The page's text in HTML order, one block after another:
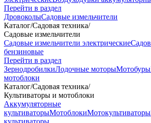
Перейти в раздел
ДровоколыСадовые измельчители
Каталог/Садовая техника/
Садовые измельчители
Садовые измельчители электрические
бензиновые
Перейти в раздел
ЗернодробилкиЛодочные моторыМотобуры
мотоблоки
Каталог/Садовая техника/
Культиваторы и мотоблоки
Аккумуляторные
культиваторыМотоблокиМотокультиваторы
культиваторы